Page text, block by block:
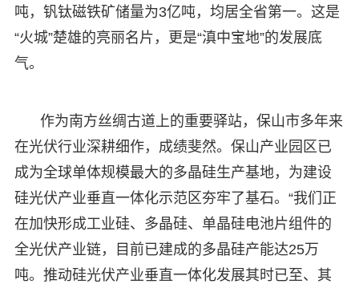
吨，钒钛磁铁矿储量为3亿吨，均居全省第一。这是
“火城”楚雄的亮丽名片，更是“滇中宝地”的发展底
气。
作为南方丝绸古道上的重要驿站，保山市多年来
在光伏行业深耕细作，成绩斐然。保山产业园区已
成为全球单体规模最大的多晶硅生产基地，为建设
硅光伏产业垂直一体化示范区夯牢了基石。“我们正
在加快形成工业硅、多晶硅、单晶硅电池片组件的
全光伏产业链，目前已建成的多晶硅产能达25万
吨。推动硅光伏产业垂直一体化发展其时已至、其